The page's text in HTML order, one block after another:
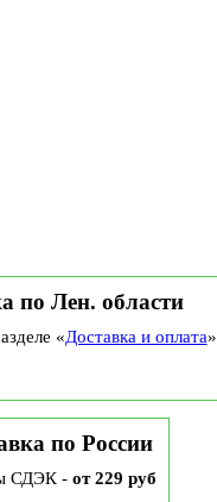
по Лен. области
«Доставка и оплата»
по России
СДЭК - от 229 руб